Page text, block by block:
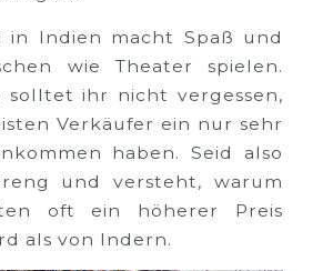
in Indien macht Spaß und
wie Theater spielen.
solltet ihr nicht vergessen,
Verkäufer ein nur sehr
haben. Seid also
und versteht, warum
oft ein höherer Preis
als von Indern.